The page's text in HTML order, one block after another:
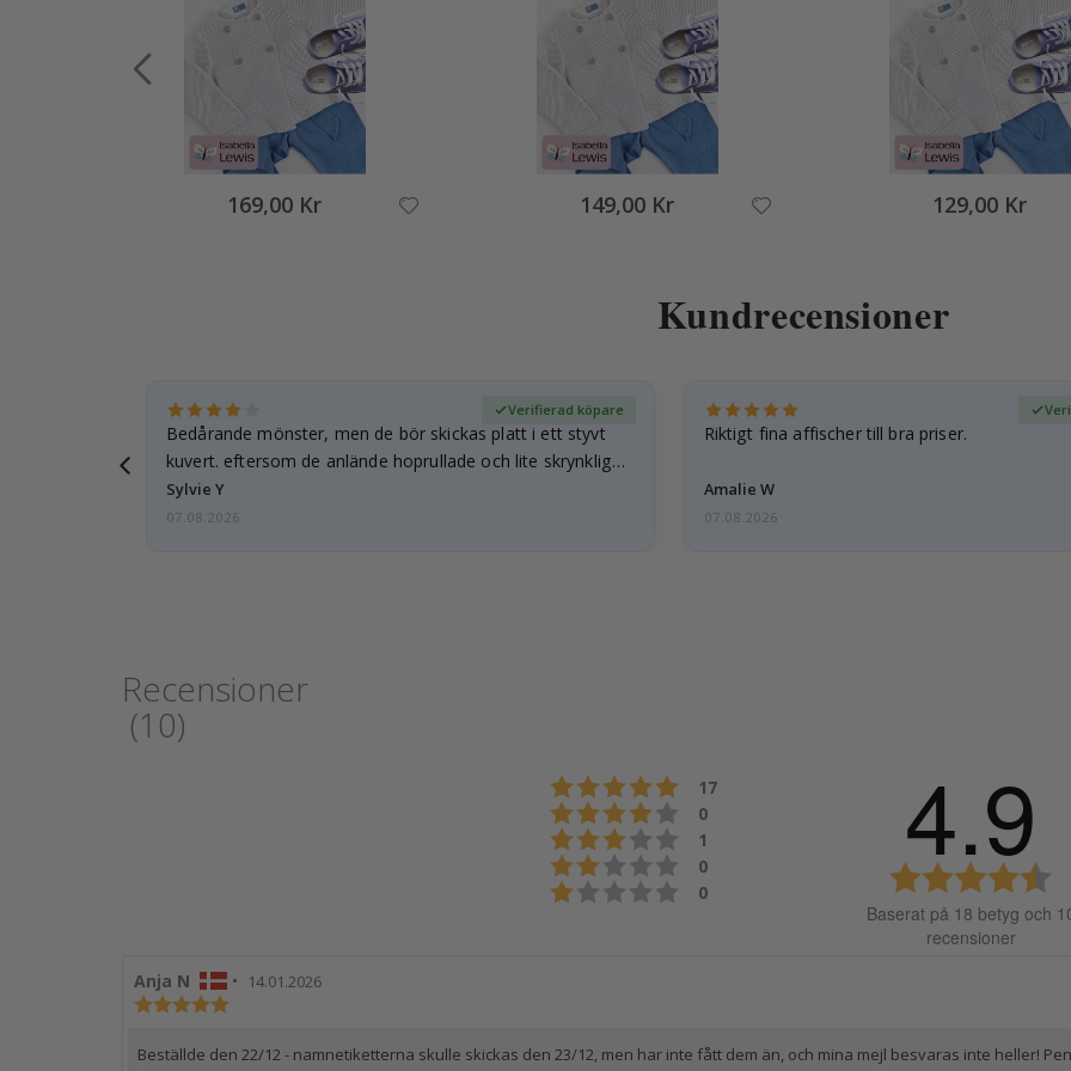
169,00 Kr 149,00 Kr 129,00 Kr
Kundrecensioner
Bedårande mönster, men de bör skickas platt i ett styvt
kuvert. eftersom de anlände hoprullade och lite skrynkliga,
…
Sylvie Y
Verifierad köpare
07.08.2026
Riktigt fina affischer till bra priser.
Amalie W
07.08.2026
Recensioner
(10)
Betyg: 5 utav 5 stjärnor
17
Betyg: 4 utav 5 stjärnor
0
Betyg: 3 utav 5 stjärnor
1
Betyg: 2 utav 5 stjärnor
0
Betyg: 1 utav 5 stjärnor
0
4.9
Baserat på 18 betyg och
recensioner
Recensionsförfattare:
Anja N • Recensionsdatum:
14.01.2026
5
Recensionstext:
Beställde den 22/12 - namnetiketterna skulle skickas den 23/12, men har inte fått dem än, och mina mejl besvaras inte heller!